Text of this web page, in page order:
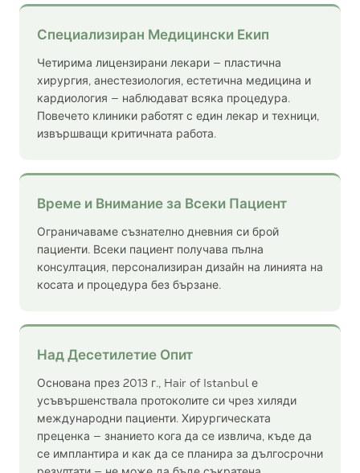
Специализиран Медицински Екип
Четирима лицензирани лекари — пластична
хирургия, анестезиология, естетична медицина и
кардиология — наблюдават всяка процедура.
Повечето клиники работят с един лекар и техници,
извършващи критичната работа.
Време и Внимание за Всеки Пациент
Ограничаваме съзнателно дневния си брой
пациенти. Всеки пациент получава пълна
консултация, персонализиран дизайн на линията на
косата и процедура без бързане.
Над Десетилетие Опит
Основана през 2013 г., Hair of Istanbul е
усъвършенствала протоколите си чрез хиляди
международни пациенти. Хирургическата
преценка — знанието кога да се извлича, къде да
се имплантира и как да се планира за дългосрочни